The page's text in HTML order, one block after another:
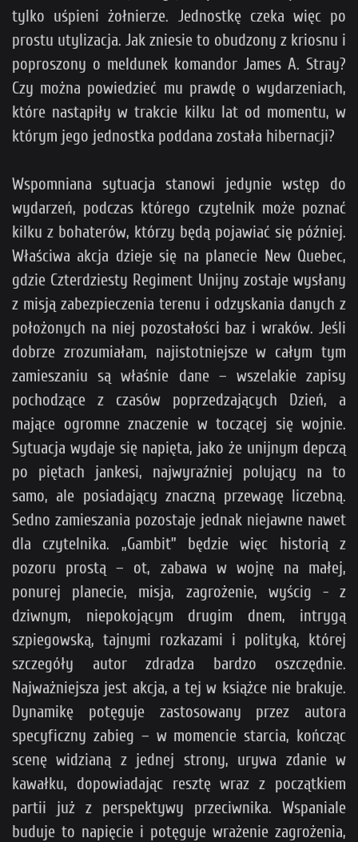
tylko uśpieni żołnierze. Jednostkę czeka więc po
prostu utylizacja. Jak zniesie to obudzony z kriosnu i
poproszony o meldunek komandor James A. Stray?
Czy można powiedzieć mu prawdę o wydarzeniach,
które nastąpiły w trakcie kilku lat od momentu, w
którym jego jednostka poddana została hibernacji?
Wspomniana sytuacja stanowi jedynie wstęp do
wydarzeń, podczas którego czytelnik może poznać
kilku z bohaterów, którzy będą pojawiać się później.
Właściwa akcja dzieje się na planecie New Quebec,
gdzie Czterdziesty Regiment Unijny zostaje wysłany
z misją zabezpieczenia terenu i odzyskania danych z
położonych na niej pozostałości baz i wraków. Jeśli
dobrze zrozumiałam, najistotniejsze w całym tym
zamieszaniu są właśnie dane – wszelakie zapisy
pochodzące z czasów poprzedzających Dzień, a
mające ogromne znaczenie w toczącej się wojnie.
Sytuacja wydaje się napięta, jako że unijnym depczą
po piętach jankesi, najwyraźniej polujący na to
samo, ale posiadający znaczną przewagę liczebną.
Sedno zamieszania pozostaje jednak niejawne nawet
dla czytelnika. „Gambit” będzie więc historią z
pozoru prostą – ot, zabawa w wojnę na małej,
ponurej planecie, misja, zagrożenie, wyścig - z
dziwnym, niepokojącym drugim dnem, intrygą
szpiegowską, tajnymi rozkazami i polityką, której
szczegóły autor zdradza bardzo oszczędnie.
Najważniejsza jest akcja, a tej w książce nie brakuje.
Dynamikę potęguje zastosowany przez autora
specyficzny zabieg – w momencie starcia, kończąc
scenę widzianą z jednej strony, urywa zdanie w
kawałku, dopowiadając resztę wraz z początkiem
partii już z perspektywy przeciwnika. Wspaniale
buduje to napięcie i potęguje wrażenie zagrożenia,